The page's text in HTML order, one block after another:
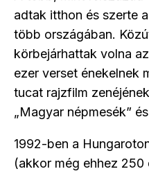
adtak itthon és szerte
több országában.
körbejárhattak volna
ezer verset énekelnek
tucat rajzfilm
„Magyar népmesék”
1992-ben a
(akkor még ehhez